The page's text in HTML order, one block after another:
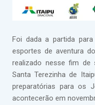
Foi dada a partida
esportes de aventura
realizado nesse fim de
Santa Terezinha de
preparatórias para os
acontecerão em